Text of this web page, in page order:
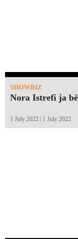
SHOWBIZ
Nora Istrefi ja
1 July 2022 | 1 July 2022